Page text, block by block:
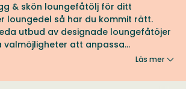
& skön loungefåtölj för ditt
loungedel så har du kommit rätt.
utbud av designade loungefåtöjer
valmöjligheter att anpassa
egna önskemål vad gäller
i tyg, skinn eller fårskinn.
Läs mer